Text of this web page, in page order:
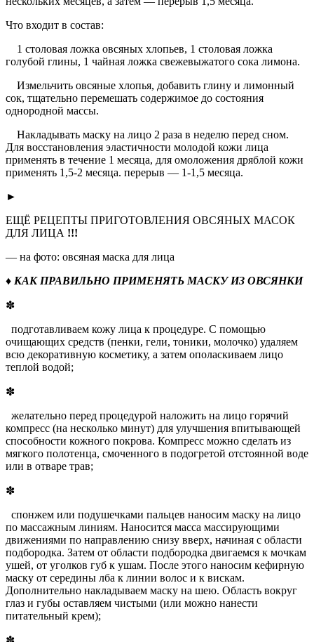
Что входит в состав:
1 столовая ложка овсяных хлопьев, 1 столовая ложка
голубой глины, 1 чайная ложка свежевыжатого сока лимона.
Измельчить овсяные хлопья, добавить глину и лимонный
сок, тщательно перемешать содержимое до состояния
однородной массы.
Накладывать маску на лицо 2 раза в неделю перед сном.
Для восстановления эластичности молодой кожи лица
применять в течение 1 месяца, для омоложения дряблой кожи
применять 1,5-2 месяца. перерыв — 1-1,5 месяца.
►
ЕЩЁ РЕЦЕПТЫ ПРИГОТОВЛЕНИЯ ОВСЯНЫХ МАСОК
ДЛЯ ЛИЦА !!!
— на фото: овсяная маска для лица
♦ КАК ПРАВИЛЬНО ПРИМЕНЯТЬ МАСКУ ИЗ ОВСЯНКИ
✽
подготавливаем кожу лица к процедуре. С помощью
очищающих средств (пенки, гели, тоники, молочко) удаляем
всю декоративную косметику, а затем ополаскиваем лицо
теплой водой;
✽
желательно перед процедурой наложить на лицо горячий
компресс (на несколько минут) для улучшения впитывающей
способности кожного покрова. Компресс можно сделать из
мягкого полотенца, смоченного в подогретой отстоянной воде
или в отваре трав;
✽
спонжем или подушечками пальцев наносим маску на лицо
по массажным линиям. Наносится масса массирующими
движениями по направлению снизу вверх, начиная с области
подбородка. Затем от области подбородка двигаемся к мочкам
ушей, от уголков губ к ушам. После этого наносим кефирную
маску от середины лба к линии волос и к вискам.
Дополнительно накладываем маску на шею. Область вокруг
глаз и губы оставляем чистыми (или можно нанести
питательный крем);